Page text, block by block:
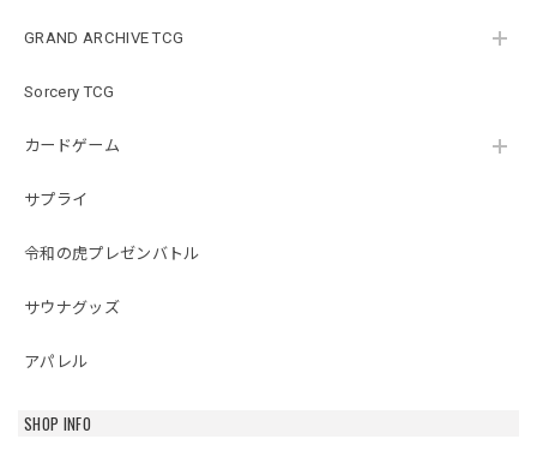
GRAND ARCHIVE TCG
Sorcery TCG
カードゲーム
サプライ
令和の虎プレゼンバトル
サウナグッズ
アパレル
SHOP INFO